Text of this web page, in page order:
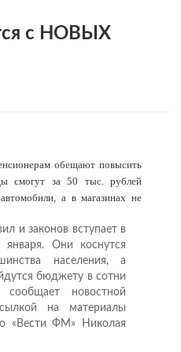
с НОВЫХ
обещают повысить
смогут за 50 тыс. рублей
а в магазинах не
и законов вступает в
Они коснутся
населения, а
бюджету в сотни
сообщает новостной
на материалы
«Вести ФМ» Николая